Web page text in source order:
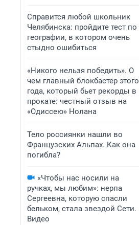
Справится любой школьник
Челябинска: пройдите тест по
географии, в котором очень
стыдно ошибиться
«Никого нельзя победить». О
чем главный блокбастер этого
года, который бьет рекорды в
прокате: честный отзыв на
«Одиссею» Нолана
Тело россиянки нашли во
Французских Альпах. Как она
погибла?
«Чтобы нас носили на
ручках, мы любим»: нерпа
Сергеевна, которую спасли
бельком, стала звездой Сети.
Видео